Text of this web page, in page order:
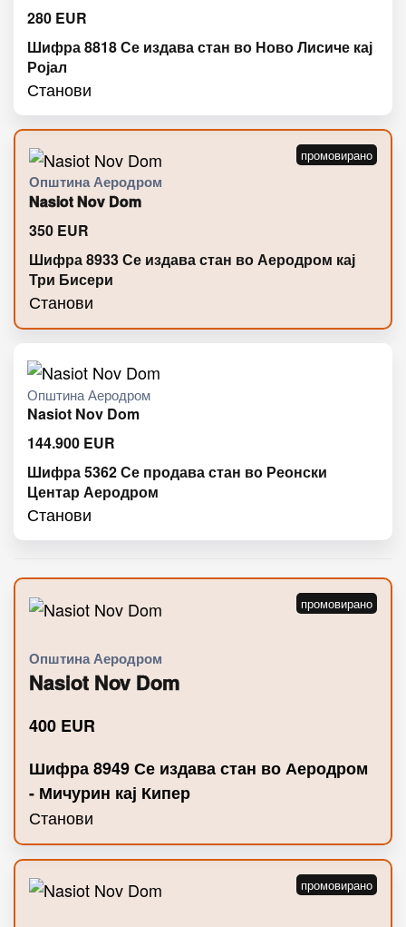
280 EUR
Шифра 8818 Се издава стан во Ново Лисиче кај
Ројал
Станови
Општина Аеродром
Nasiot Nov Dom
350 EUR
Шифра 8933 Се издава стан во Аеродром кај
Три Бисери
Станови
Општина Аеродром
Nasiot Nov Dom
144.900 EUR
Шифра 5362 Се продава стан во Реонски
Центар Аеродром
Станови
Општина Аеродром
Nasiot Nov Dom
400 EUR
Шифра 8949 Се издава стан во Аеродром
- Мичурин кај Кипер
Станови